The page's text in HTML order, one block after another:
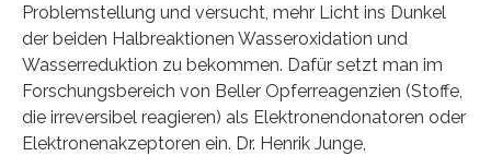
Problemstellung und versucht, mehr Licht ins Dunkel
der beiden Halbreaktionen Wasseroxidation und
Wasserreduktion zu bekommen. Dafür setzt man im
Forschungsbereich von Beller Opferreagenzien (Stoffe,
die irreversibel reagieren) als Elektronendonatoren oder
Elektronenakzeptoren ein. Dr. Henrik Junge,